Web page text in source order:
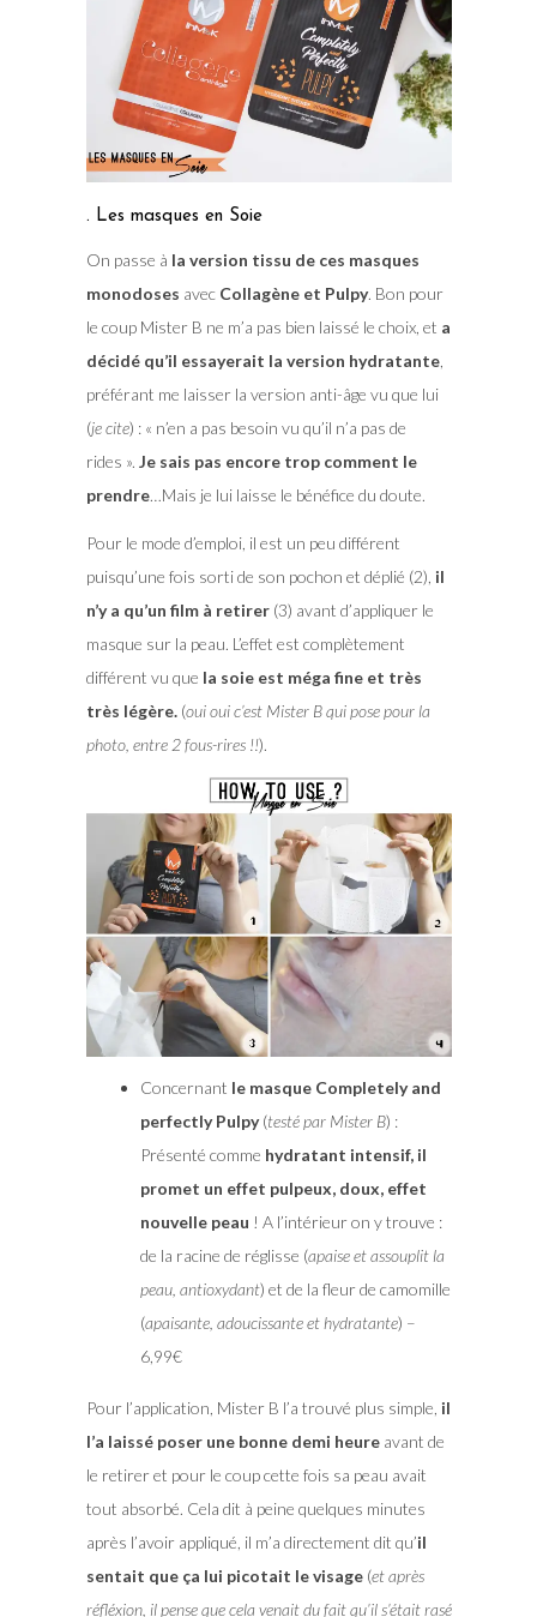
. Les masques en Soie
On passe à la version tissu de ces masques
monodoses avec Collagène et Pulpy. Bon pour
le coup Mister B ne m’a pas bien laissé le choix, et a
décidé qu’il essayerait la version hydratante,
préférant me laisser la version anti-âge vu que lui
(je cite) : « n’en a pas besoin vu qu’il n’a pas de
rides ». Je sais pas encore trop comment le
prendre…Mais je lui laisse le bénéfice du doute.
Pour le mode d’emploi, il est un peu différent
puisqu’une fois sorti de son pochon et déplié (2), il
n’y a qu’un film à retirer(3) avant d’appliquer le
masque sur la peau. L’effet est complètement
différent vu que la soie est méga fine et très
très légère.(oui oui c’est Mister B qui pose pour la
photo, entre 2 fous-rires !!).
Concernant le masque Completely and
perfectly Pulpy(testé par Mister B) :
Présenté comme hydratant intensif, il
promet un effet pulpeux, doux, effet
nouvelle peau ! A l’intérieur on y trouve :
de la racine de réglisse (apaise et assouplit la
peau, antioxydant) et de la fleur de camomille
(apaisante, adoucissante et hydratante) –
6,99€
Pour l’application, Mister B l’a trouvé plus simple, il
l’a laissé poser une bonne demi heureavant de
le retirer et pour le coup cette fois sa peau avait
tout absorbé. Cela dit à peine quelques minutes
après l’avoir appliqué, il m’a directement dit qu’il
sentait que ça lui picotait le visage(et après
réfléxion, il pense que cela venait du fait qu’il s’était rasé